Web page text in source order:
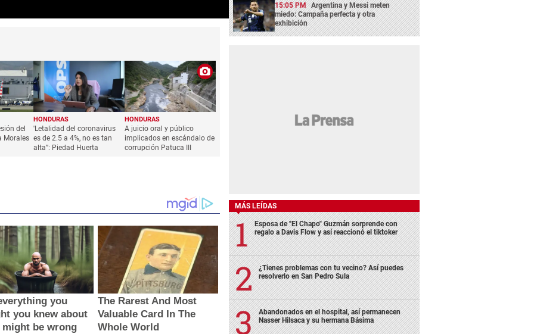
del
Morales
HONDURAS
'Letalidad del coronavirus
es de 2.5 a 4%, no es tan
alta”: Piedad Huerta
HONDURAS
A juicio oral y público
implicados en escándalo de
corrupción Patuca III
you
you knew about
might be wrong
The Rarest And Most
Valuable Card In The
Whole World
15:05 PM Argentina y Messi meten
miedo: Campaña perfecta y otra
exhibición
MÁS LEÍDAS
Esposa de "El Chapo" Guzmán sorprende con
regalo a Davis Flow y así reaccionó el tiktoker
¿Tienes problemas con tu vecino? Así puedes
resolverlo en San Pedro Sula
Abandonados en el hospital, así permanecen
Nasser Hilsaca y su hermana Básima